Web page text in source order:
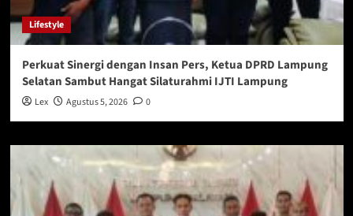
Lifestyle
Perkuat Sinergi dengan Insan Pers, Ketua DPRD Lampung
Selatan Sambut Hangat Silaturahmi IJTI Lampung
Lex Agustus 5, 2026 0